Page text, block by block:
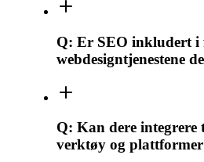
Q: Er SEO inkludert i
webdesigntjenestene
Q: Kan dere integrere
verktøy og